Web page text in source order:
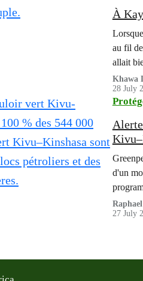
À
au fil
allait
Khawa
28 July
d'un
27 July